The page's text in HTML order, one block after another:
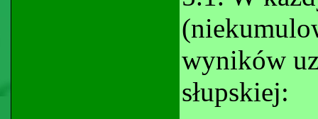
wyników
słupskiej: